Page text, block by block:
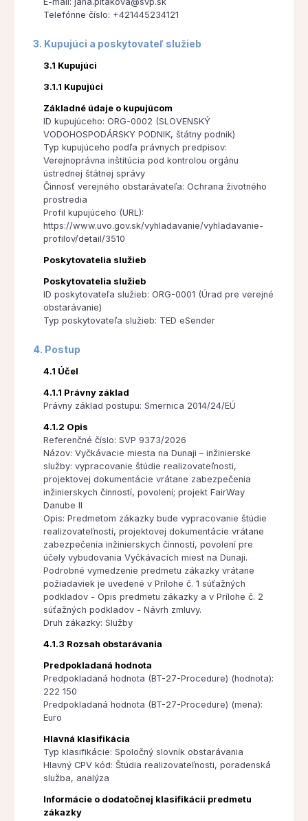
Telefónne číslo: +421445234121
3. Kupujúci a poskytovateľ služieb
3.1 Kupujúci
3.1.1 Kupujúci
Základné údaje o kupujúcom
ID kupujúceho: ORG-0002 (SLOVENSKÝ
VODOHOSPODÁRSKY PODNIK, štátny podnik)
Typ kupujúceho podľa právnych predpisov:
Verejnoprávna inštitúcia pod kontrolou orgánu
ústrednej štátnej správy
Činnosť verejného obstarávateľa: Ochrana životného
prostredia
Profil kupujúceho (URL):
https://www.uvo.gov.sk/vyhladavanie/vyhladavanie-
profilov/detail/3510
Poskytovatelia služieb
Poskytovatelia služieb
ID poskytovateľa služieb: ORG-0001 (Úrad pre verejné
obstarávanie)
Typ poskytovateľa služieb: TED eSender
4. Postup
4.1 Účel
4.1.1 Právny základ
Právny základ postupu: Smernica 2014/24/EÚ
4.1.2 Opis
Referenčné číslo: SVP 9373/2026
Názov: Vyčkávacie miesta na Dunaji – inžinierske
služby: vypracovanie štúdie realizovateľnosti,
projektovej dokumentácie vrátane zabezpečenia
inžinierskych činností, povolení; projekt FairWay
Danube II
Opis: Predmetom zákazky bude vypracovanie štúdie
realizovateľnosti, projektovej dokumentácie vrátane
zabezpečenia inžinierskych činností, povolení pre
účely vybudovania Vyčkávacích miest na Dunaji.
Podrobné vymedzenie predmetu zákazky vrátane
požiadaviek je uvedené v Prílohe č. 1 súťažných
podkladov - Opis predmetu zákazky a v Prílohe č. 2
súťažných podkladov - Návrh zmluvy.
Druh zákazky: Služby
4.1.3 Rozsah obstarávania
Predpokladaná hodnota
Predpokladaná hodnota (BT-27-Procedure) (hodnota):
222 150
Predpokladaná hodnota (BT-27-Procedure) (mena):
Euro
Hlavná klasifikácia
Typ klasifikácie: Spoločný slovník obstarávania
Hlavný CPV kód: Štúdia realizovateľnosti, poradenská
služba, analýza
Informácie o dodatočnej klasifikácii predmetu
zákazky